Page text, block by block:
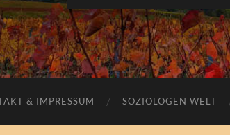
& IMPRESSUM SOZIOLOGEN WELT